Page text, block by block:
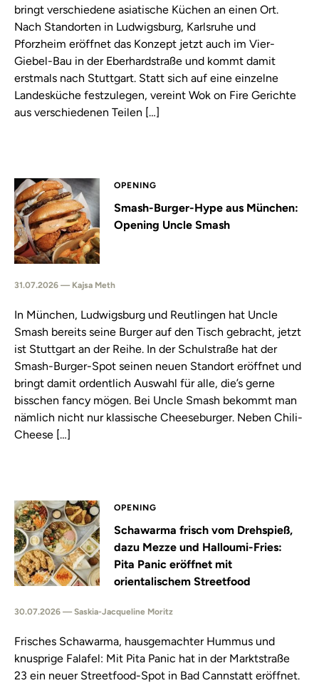
bringt verschiedene asiatische Küchen an einen Ort.
Nach Standorten in Ludwigsburg, Karlsruhe und
Pforzheim eröffnet das Konzept jetzt auch im Vier-
Giebel-Bau in der Eberhardstraße und kommt damit
erstmals nach Stuttgart. Statt sich auf eine einzelne
Landesküche festzulegen, vereint Wok on Fire Gerichte
aus verschiedenen Teilen […]
OPENING
Smash-Burger-Hype aus München:
Opening Uncle Smash
31.07.2026 — Kajsa Meth
In München, Ludwigsburg und Reutlingen hat Uncle
Smash bereits seine Burger auf den Tisch gebracht, jetzt
ist Stuttgart an der Reihe. In der Schulstraße hat der
Smash-Burger-Spot seinen neuen Standort eröffnet und
bringt damit ordentlich Auswahl für alle, die’s gerne
bisschen fancy mögen. Bei Uncle Smash bekommt man
nämlich nicht nur klassische Cheeseburger. Neben Chili-
Cheese […]
OPENING
Schawarma frisch vom Drehspieß,
dazu Mezze und Halloumi-Fries:
Pita Panic eröffnet mit
orientalischem Streetfood
30.07.2026 — Saskia-Jacqueline Moritz
Frisches Schawarma, hausgemachter Hummus und
knusprige Falafel: Mit Pita Panic hat in der Marktstraße
23 ein neuer Streetfood-Spot in Bad Cannstatt eröffnet.